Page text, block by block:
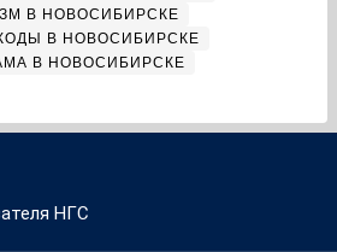
В НОВОСИБИРСКЕ
В НОВОСИБИРСКЕ
В НОВОСИБИРСКЕ
НГС